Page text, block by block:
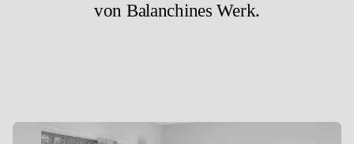
von Balanchines Werk.